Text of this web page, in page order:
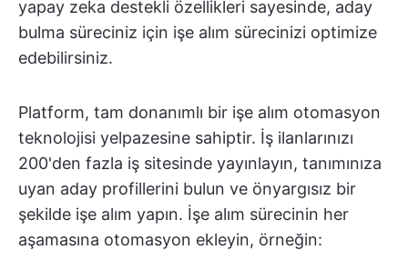
yapay zeka destekli özellikleri sayesinde, aday
bulma süreciniz için işe alım sürecinizi optimize
edebilirsiniz.
Platform, tam donanımlı bir işe alım otomasyon
teknolojisi yelpazesine sahiptir. İş ilanlarınızı
200'den fazla iş sitesinde yayınlayın, tanımınıza
uyan aday profillerini bulun ve önyargısız bir
şekilde işe alım yapın. İşe alım sürecinin her
aşamasına otomasyon ekleyin, örneğin: